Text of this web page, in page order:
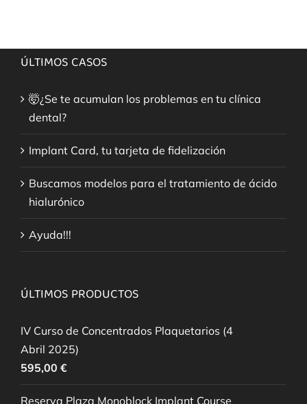
ÚLTIMOS CASOS
🤯¿Se te acumulan los problemas en tu clínica
dental?
Implant Card, tu tarjeta de fidelización
Buscamos modelos para el tratamiento de ácido
hialurónico
Ayuda!!!
ÚLTIMOS PRODUCTOS
IV Curso de Concentrados Plaquetarios (4
Abril 2025)
595,00 €
Reserva Plaza Monoblock Implant Course